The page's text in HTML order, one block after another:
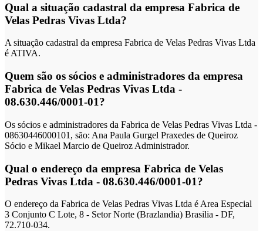
Qual a situação cadastral da empresa Fabrica de
Velas Pedras Vivas Ltda?
A situação cadastral da empresa Fabrica de Velas Pedras Vivas Ltda
é ATIVA.
Quem são os sócios e administradores da empresa
Fabrica de Velas Pedras Vivas Ltda -
08.630.446/0001-01?
Os sócios e administradores da Fabrica de Velas Pedras Vivas Ltda -
08630446000101, são: Ana Paula Gurgel Praxedes de Queiroz
Sócio e Mikael Marcio de Queiroz Administrador.
Qual o endereço da empresa Fabrica de Velas
Pedras Vivas Ltda - 08.630.446/0001-01?
O endereço da Fabrica de Velas Pedras Vivas Ltda é Area Especial
3 Conjunto C Lote, 8 - Setor Norte (Brazlandia) Brasilia - DF,
72.710-034.